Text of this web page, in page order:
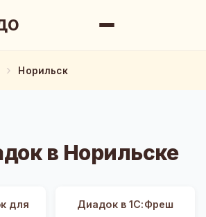
Норильск
в Норильске
для
Диадок в 1С:Фреш